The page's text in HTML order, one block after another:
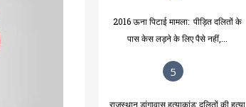
2016 ऊना पिटाई मामला: पीड़ित दलितों के
पास केस लड़ने के लिए पैसे नहीं,...
5
राजस्थान डांगावास हत्याकांड: दलितों की हत्या